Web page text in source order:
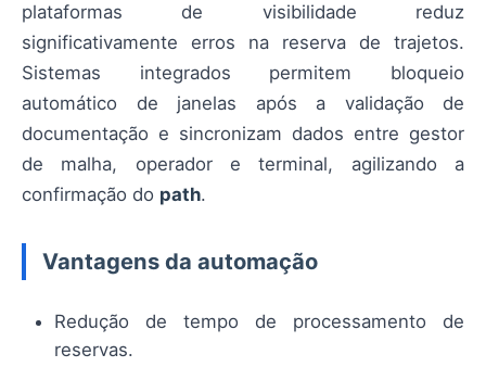
plataformas de visibilidade reduz
significativamente erros na reserva de trajetos.
Sistemas integrados permitem bloqueio
automático de janelas após a validação de
documentação e sincronizam dados entre gestor
de malha, operador e terminal, agilizando a
confirmação do path.
Vantagens da automação
Redução de tempo de processamento de
reservas.